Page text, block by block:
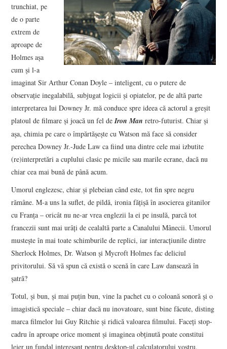
trunchiat, pe
de o parte
extrem de
aproape de
Holmes aşa
cum şi l-a
imaginat Sir Arthur Conan Doyle – inteligent, cu o putere de
observaţie inegalabilă, subjugat logicii şi opiatelor, pe de altă parte
interpretarea lui Downey Jr. mă conduce spre ideea că actorul a greşit
platoul de filmare şi joacă un fel deIron Man retro-futurist. Chiar şi
aşa, chimia pe care o împărtăşeşte cu Watson mă face să consider
perechea Downey Jr.-Jude Law ca fiind una dintre cele mai izbutite
(re)interpretări a cuplului clasic pe micile sau marile ecrane, dacă nu
chiar cea mai bună de până acum.
Umorul englezesc, chiar şi plebeian când este, tot fin spre negru
rămâne. M-a uns la suflet, de pildă, ironia făţişă în asocierea gitanilor
cu Franţa – oricât nu ne-ar vrea englezii la ei pe insulă, parcă tot
francezii sunt mai urâţi de cealaltă parte a Canalului Mânecii. Umorul
musteşte în mai toate schimburile de replici, iar interacţiunile dintre
Sherlock Holmes, Dr. Watson şi Mycroft Holmes fac deliciul
privitorului. Să vă spun că există o scenă în care Law dansează în
şatră?
Totul, şi bun, şi mai puţin bun, vine la pachet cu o coloană sonoră şi o
imagistică speciale – chiar dacă nu inovatoare, sunt bine făcute, disting
marca filmelor lui Guy Ritchie şi ridică valoarea filmului. Faceţi stop-
cadru în aproape orice moment şi imaginea obţinută poate constitui
lejer un fundal interesant pentru desktop-ul calculatorului vostru.